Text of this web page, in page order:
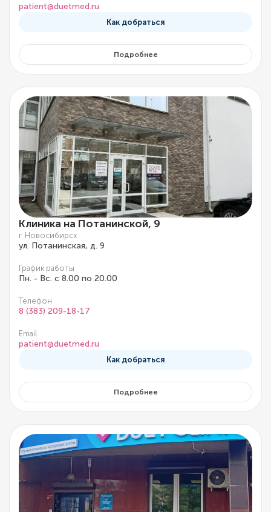
patient@duetmed.ru
Как добраться
Подробнее
Клиника на Потанинской, 9
г. Новосибирск
ул. Потанинская, д. 9
График работы
Пн. - Вс. с 8.00 по 20.00
Телефон
8 (383) 209-18-17
Email
patient@duetmed.ru
Как добраться
Подробнее